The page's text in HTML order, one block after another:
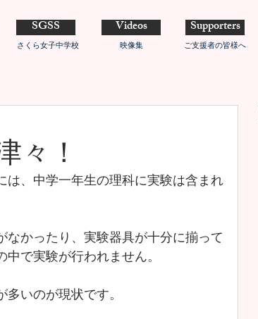
SGSS
さくら女子中学校
Videos
映像集
Supporters
ご支援者の皆様へ
々！
、中学一年生の理科に実験は含まれ
かったり、実験器具が十分に揃って
で実験が行われません。
いのが現状です。